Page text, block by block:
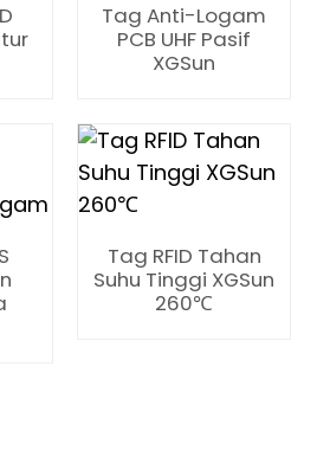
Tag Anti-Logam
PCB UHF Pasif
XGSun
Tag RFID Tahan
Suhu Tinggi XGSun
260℃